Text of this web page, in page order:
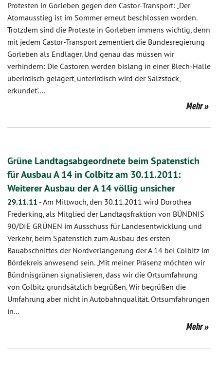
Protesten in Gorleben gegen den Castor-Transport: „Der
Atomausstieg ist im Sommer erneut beschlossen worden.
Trotzdem sind die Proteste in Gorleben immens wichtig, denn
mit jedem Castor-Transport zementiert die Bundesregierung
Gorleben als Endlager. Und genau das müssen wir
verhindern: Die Castoren werden bislang in einer Blech-Halle
überirdisch gelagert, unterirdisch wird der Salzstock,
erkundet'.…
Mehr
Grüne Landtagsabgeordnete beim Spatenstich
für Ausbau A 14 in Colbitz am 30.11.2011:
Weiterer Ausbau der A 14 völlig unsicher
29.11.11 -Am Mittwoch, den 30.11.2011 wird Dorothea
Frederking, als Mitglied der Landtagsfraktion von BÜNDNIS
90/DIE GRÜNEN im Ausschuss für Landesentwicklung und
Verkehr, beim Spatenstich zum Ausbau des ersten
Bauabschnittes der Nordverlängerung der A 14 bei Colbitz im
Bördekreis anwesend sein. „Mit meiner Präsenz möchten wir
Bündnisgrünen signalisieren, dass wir die Ortsumfahrung
von Colbitz grundsätzlich begrüßen. Wir begrüßen die
Umfahrung aber nicht in Autobahnqualität. Ortsumfahrungen
in…
Mehr